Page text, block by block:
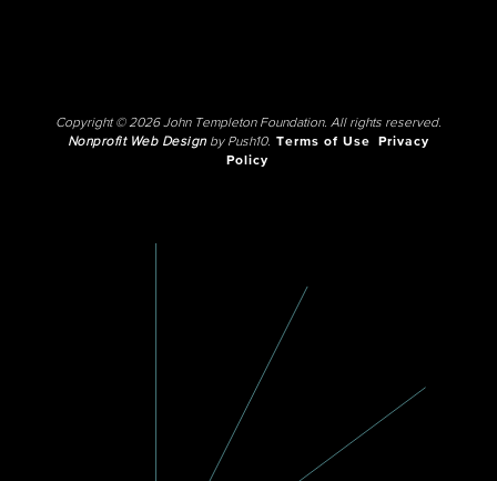
Copyright © 2026 John Templeton Foundation. All rights reserved.
Nonprofit Web Designby Push10. Terms of Use
Privacy
Policy